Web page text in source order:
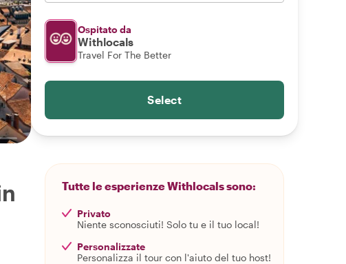
Ospitato da
Withlocals
Travel For The Better
Select
Tutte le esperienze Withlocals sono:
Privato
Niente sconosciuti! Solo tu e il tuo local!
Personalizzate
Personalizza il tour con l'aiuto del tuo host!